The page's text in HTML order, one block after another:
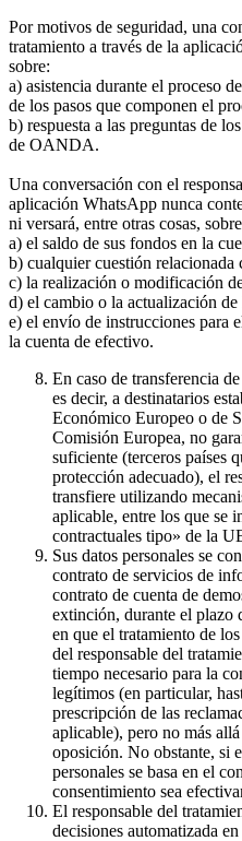
Por motivos de seguridad, una
tratamiento a través de la
sobre:
a) asistencia durante el proceso
de los pasos que componen el
b) respuesta a las preguntas de
de OANDA.
Una conversación con el
aplicación WhatsApp nunca
ni versará, entre otras cosas,
a) el saldo de sus fondos en la
b) cualquier cuestión relacionada
c) la realización o modificación
d) el cambio o la actualización
e) el envío de instrucciones para
la cuenta de efectivo.
En caso de transferencia
es decir, a destinatarios
Económico Europeo o de
Comisión Europea, no
suficiente (terceros países
protección adecuado), el
transfiere utilizando
aplicable, entre los que se
contractuales tipo» de la
Sus datos personales se
contrato de servicios de
contrato de cuenta de
extinción, durante el plazo
en que el tratamiento de
del responsable del
tiempo necesario para la
legítimos (en particular,
prescripción de las
aplicable), pero no más
oposición. No obstante, si
personales se basa en el
consentimiento sea
El responsable del
decisiones automatizada